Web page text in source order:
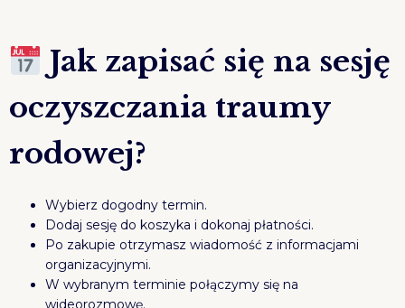
Jak zapisać się na sesję
oczyszczania traumy
rodowej?
Wybierz dogodny termin.
Dodaj sesję do koszyka i dokonaj płatności.
Po zakupie otrzymasz wiadomość z informacjami
organizacyjnymi.
W wybranym terminie połączymy się na
wideorozmowę.